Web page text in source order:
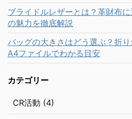
ブライドルレザーとは？革財布
の魅力を徹底解説
バッグの大きさはどう選ぶ？折
A4ファイルでわかる目安
カテゴリー
CR活動 (4)